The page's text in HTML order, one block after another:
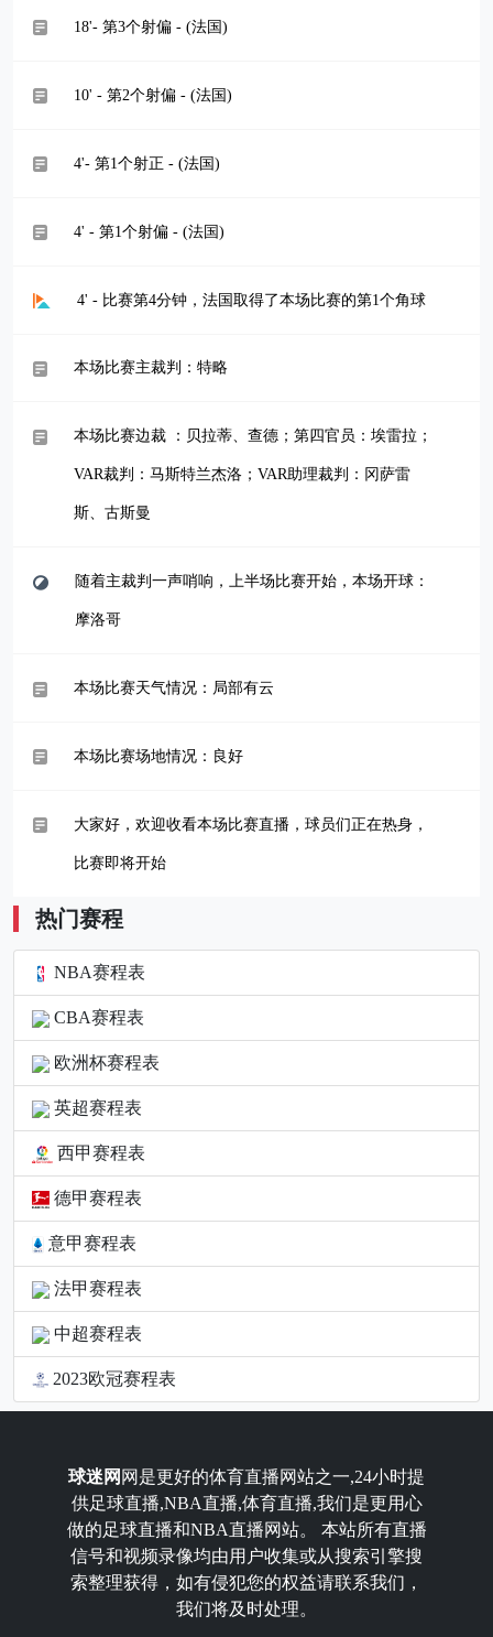
18'- 第3个射偏 - (法国)
10' - 第2个射偏 - (法国)
4'- 第1个射正 - (法国)
4' - 第1个射偏 - (法国)
4' - 比赛第4分钟，法国取得了本场比赛的第1个角球
本场比赛主裁判：特略
本场比赛边裁 ：贝拉蒂、查德；第四官员：埃雷拉；
VAR裁判：马斯特兰杰洛；VAR助理裁判：冈萨雷
斯、古斯曼
随着主裁判一声哨响，上半场比赛开始，本场开球：
摩洛哥
本场比赛天气情况：局部有云
本场比赛场地情况：良好
大家好，欢迎收看本场比赛直播，球员们正在热身，
比赛即将开始
热门赛程
NBA赛程表
CBA赛程表
欧洲杯赛程表
英超赛程表
西甲赛程表
德甲赛程表
意甲赛程表
法甲赛程表
中超赛程表
2023欧冠赛程表
球迷网 网是更好的体育直播网站之一,24小时提
供足球直播,NBA直播,体育直播,我们是更用心
做的足球直播和NBA直播网站。 本站所有直播
信号和视频录像均由用户收集或从搜索引擎搜
索整理获得，如有侵犯您的权益请联系我们，
我们将及时处理。